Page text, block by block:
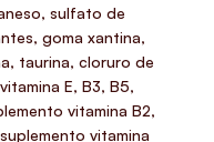
sulfato de
goma xantina,
taurina, cloruro de
E, B3, B5,
vitamina B2,
vitamina